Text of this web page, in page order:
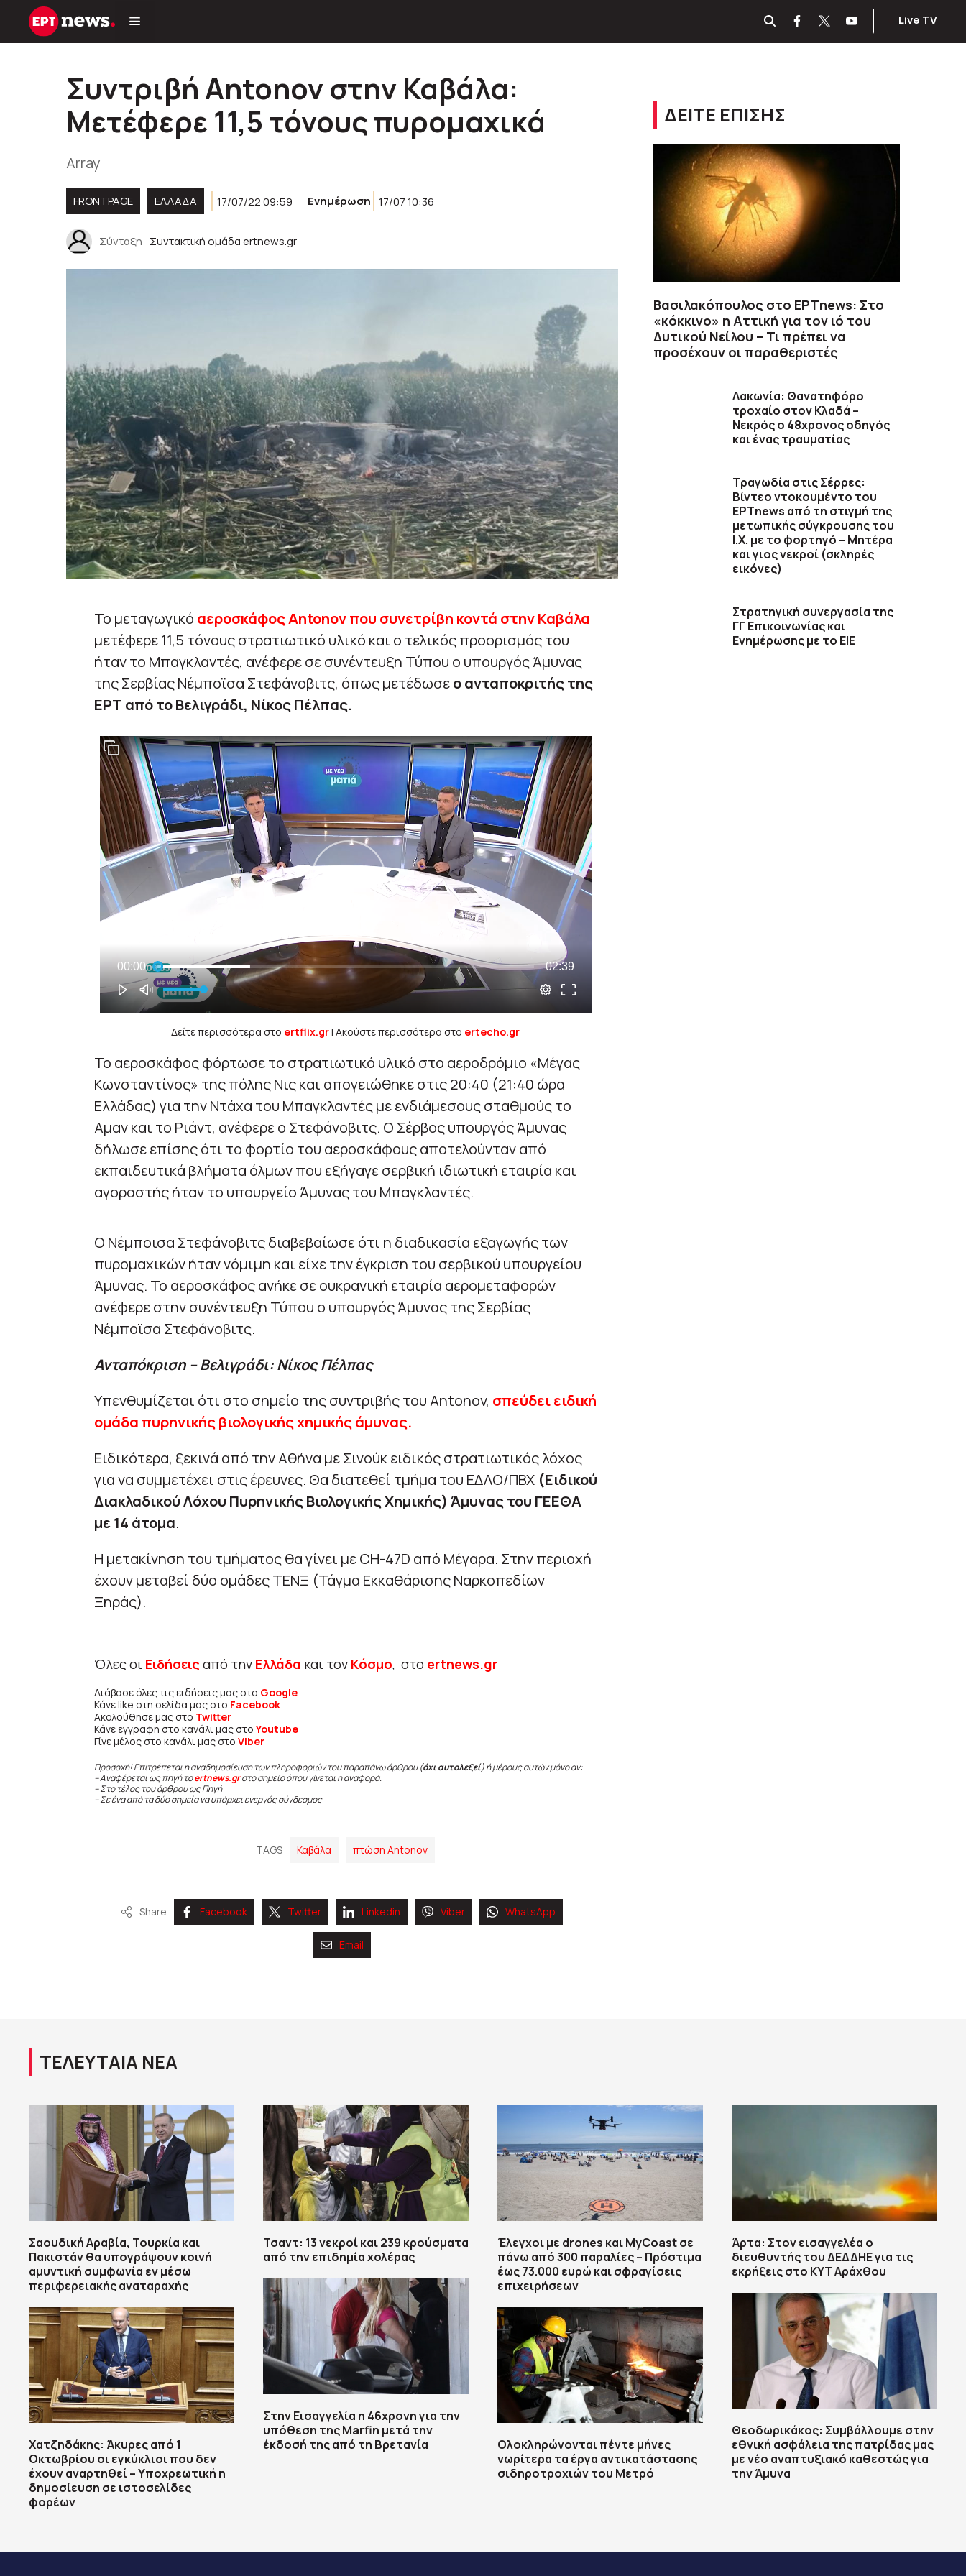
Μετάβαση
Live TV
Συντριβή Antonov στην Καβάλα:
Μετέφερε 11,5 τόνους πυρομαχικά
Array
FRONTPAGE ΕΛΛΑΔΑ 17/07/22 09:59 Ενημέρωση 17/07 10:36
Σύνταξη Συντακτική ομάδα ertnews.gr
Το μεταγωγικό αεροσκάφος Antonov που συνετρίβη κοντά στην Καβάλα
μετέφερε 11,5 τόνους στρατιωτικό υλικό και ο τελικός προορισμός του
ήταν το Μπαγκλαντές, ανέφερε σε συνέντευξη Τύπου ο υπουργός Άμυνας
της Σερβίας Νέμποϊσα Στεφάνοβιτς, όπως μετέδωσεο ανταποκριτής της
ΕΡΤ από το Βελιγράδι, Νίκος Πέλπας.
Δείτε περισσότερα στο ertflix.gr| Ακούστε περισσότερα στο ertecho.gr
Το αεροσκάφος φόρτωσε το στρατιωτικό υλικό στο αεροδρόμιο «Μέγας
Κωνσταντίνος» της πόλης Νις και απογειώθηκε στις 20:40 (21:40 ώρα
Ελλάδας) για την Ντάχα του Μπαγκλαντές με ενδιάμεσους σταθμούς το
Αμαν και το Ριάντ, ανέφερε ο Στεφάνοβιτς. Ο Σέρβος υπουργός Άμυνας
δήλωσε επίσης ότι το φορτίο του αεροσκάφους αποτελούνταν από
εκπαιδευτικά βλήματα όλμων που εξήγαγε σερβική ιδιωτική εταιρία και
αγοραστής ήταν το υπουργείο Άμυνας του Μπαγκλαντές.
Ο Νέμποισα Στεφάνοβιτς διαβεβαίωσε ότι η διαδικασία εξαγωγής των
πυρομαχικών ήταν νόμιμη και είχε την έγκριση του σερβικού υπουργείου
Άμυνας. Το αεροσκάφος ανήκε σε ουκρανική εταιρία αερομεταφορών
ανέφερε στην συνέντευξη Τύπου ο υπουργός Άμυνας της Σερβίας
Νέμποϊσα Στεφάνοβιτς.
Ανταπόκριση – Βελιγράδι: Νίκος Πέλπας
Υπενθυμίζεται ότι στο σημείο της συντριβής του Antonov, σπεύδει ειδική
ομάδα πυρηνικής βιολογικής χημικής άμυνας.
Ειδικότερα, ξεκινά από την Αθήνα με Σινούκ ειδικός στρατιωτικός λόχος
για να συμμετέχει στις έρευνες. Θα διατεθεί τμήμα του ΕΔΛΟ/ΠΒΧ (Ειδικού
Διακλαδικού Λόχου Πυρηνικής Βιολογικής Χημικής) Άμυνας του ΓΕΕΘΑ
με 14 άτομα.
Η μετακίνηση του τμήματος θα γίνει με CH-47D από Μέγαρα. Στην περιοχή
έχουν μεταβεί δύο ομάδες ΤΕΝΞ (Τάγμα Εκκαθάρισης Ναρκοπεδίων
Ξηράς).
Όλες οι Ειδήσεις από την Ελλάδα και τον Κόσμο, στο ertnews.gr
Διάβασε όλες τις ειδήσεις μας στο Google
Κάνε like στη σελίδα μας στο Facebook
Ακολούθησε μας στο Twitter
Κάνε εγγραφή στο κανάλι μας στοYoutube
Γίνε μέλος στο κανάλι μας στο Viber
Προσοχή! Επιτρέπεται η αναδημοσίευση των πληροφοριών του παραπάνω άρθρου (όχι αυτολεξεί) ή μέρους αυτών μόνο αν:
– Αναφέρεται ως πηγή τοertnews.gr στο σημείο όπου γίνεται η αναφορά.
– Στο τέλος του άρθρου ως Πηγή
– Σε ένα από τα δύο σημεία να υπάρχει ενεργός σύνδεσμος
TAGS Καβάλα πτώση Antonov
Share Facebook Twitter Linkedin Viber WhatsApp
Email
ΔΕΙΤΕ ΕΠΙΣΗΣ
Βασιλακόπουλος στο ΕΡΤnews: Στο
«κόκκινο» η Αττική για τον ιό του
Δυτικού Νείλου – Τι πρέπει να
προσέχουν οι παραθεριστές
Λακωνία: Θανατηφόρο
τροχαίο στον Κλαδά –
Νεκρός ο 48χρονος οδηγός
και ένας τραυματίας
Τραγωδία στις Σέρρες:
Βίντεο ντοκουμέντο του
ΕΡΤnews από τη στιγμή της
μετωπικής σύγκρουσης του
Ι.Χ. με το φορτηγό – Μητέρα
και γιος νεκροί (σκληρές
εικόνες)
Στρατηγική συνεργασία της
ΓΓ Επικοινωνίας και
Ενημέρωσης με το ΕΙΕ
ΤΕΛΕΥΤΑΙΑ ΝΕΑ
Σαουδική Αραβία, Τουρκία και
Πακιστάν θα υπογράψουν κοινή
αμυντική συμφωνία εν μέσω
περιφερειακής αναταραχής
Χατζηδάκης: Άκυρες από 1
Οκτωβρίου οι εγκύκλιοι που δεν
έχουν αναρτηθεί – Υποχρεωτική η
δημοσίευση σε ιστοσελίδες
φορέων
Τσαντ: 13 νεκροί και 239 κρούσματα
από την επιδημία χολέρας
Στην Εισαγγελία η 46χρονη για την
υπόθεση της Marfin μετά την
έκδοσή της από τη Βρετανία
Έλεγχοι με drones και MyCoast σε
πάνω από 300 παραλίες – Πρόστιμα
έως 73.000 ευρώ και σφραγίσεις
επιχειρήσεων
Ολοκληρώνονται πέντε μήνες
νωρίτερα τα έργα αντικατάστασης
σιδηροτροχιών του Mετρό
Άρτα: Στον εισαγγελέα ο
διευθυντής του ΔΕΔΔΗΕ για τις
εκρήξεις στο ΚΥΤ Αράχθου
Θεοδωρικάκος: Συμβάλλουμε στην
εθνική ασφάλεια της πατρίδας μας
με νέο αναπτυξιακό καθεστώς για
την Άμυνα